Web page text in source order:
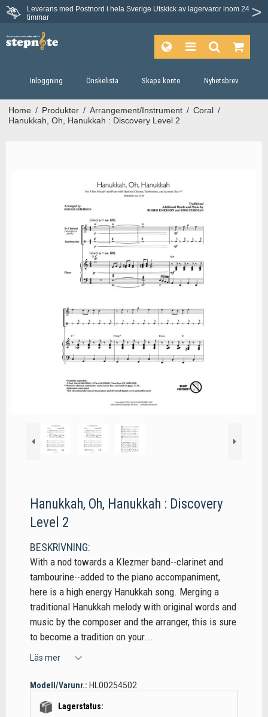
Leverans med Postnord i hela Sverige Utskick av lagervaror inom 24
timmar
Du har 30 dagars ångerrätt.
Inloggning Önskelista Skapa konto Nyhetsbrev
Home / Produkter / Arrangement/Instrument / Coral /
Hanukkah, Oh, Hanukkah : Discovery Level 2
Hanukkah, Oh, Hanukkah : Discovery
Level 2
BESKRIVNING:
With a nod towards a Klezmer band--clarinet and
tambourine--added to the piano accompaniment,
here is a high energy Hanukkah song. Merging a
traditional Hanukkah melody with original words and
music by the composer and the arranger, this is sure
to become a tradition on your...
Läs mer
Modell/Varunr.: HL00254502
Lagerstatus: